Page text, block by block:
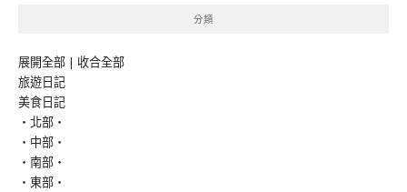
分類
展開全部 | 收合全部
旅遊日記
美食日記
‧北部‧
‧中部‧
‧南部‧
‧東部‧